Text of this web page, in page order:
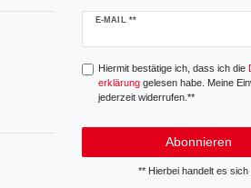
E-MAIL **
Newsletter
Hiermit bestätige ich, dass ich die
erklärunggelesen habe. Meine
jederzeit widerrufen.**
Abonnieren
** Hierbei handelt es sich